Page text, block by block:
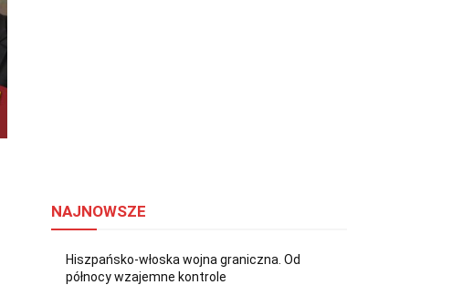
NAJNOWSZE
Hiszpańsko-włoska wojna graniczna. Od
północy wzajemne kontrole